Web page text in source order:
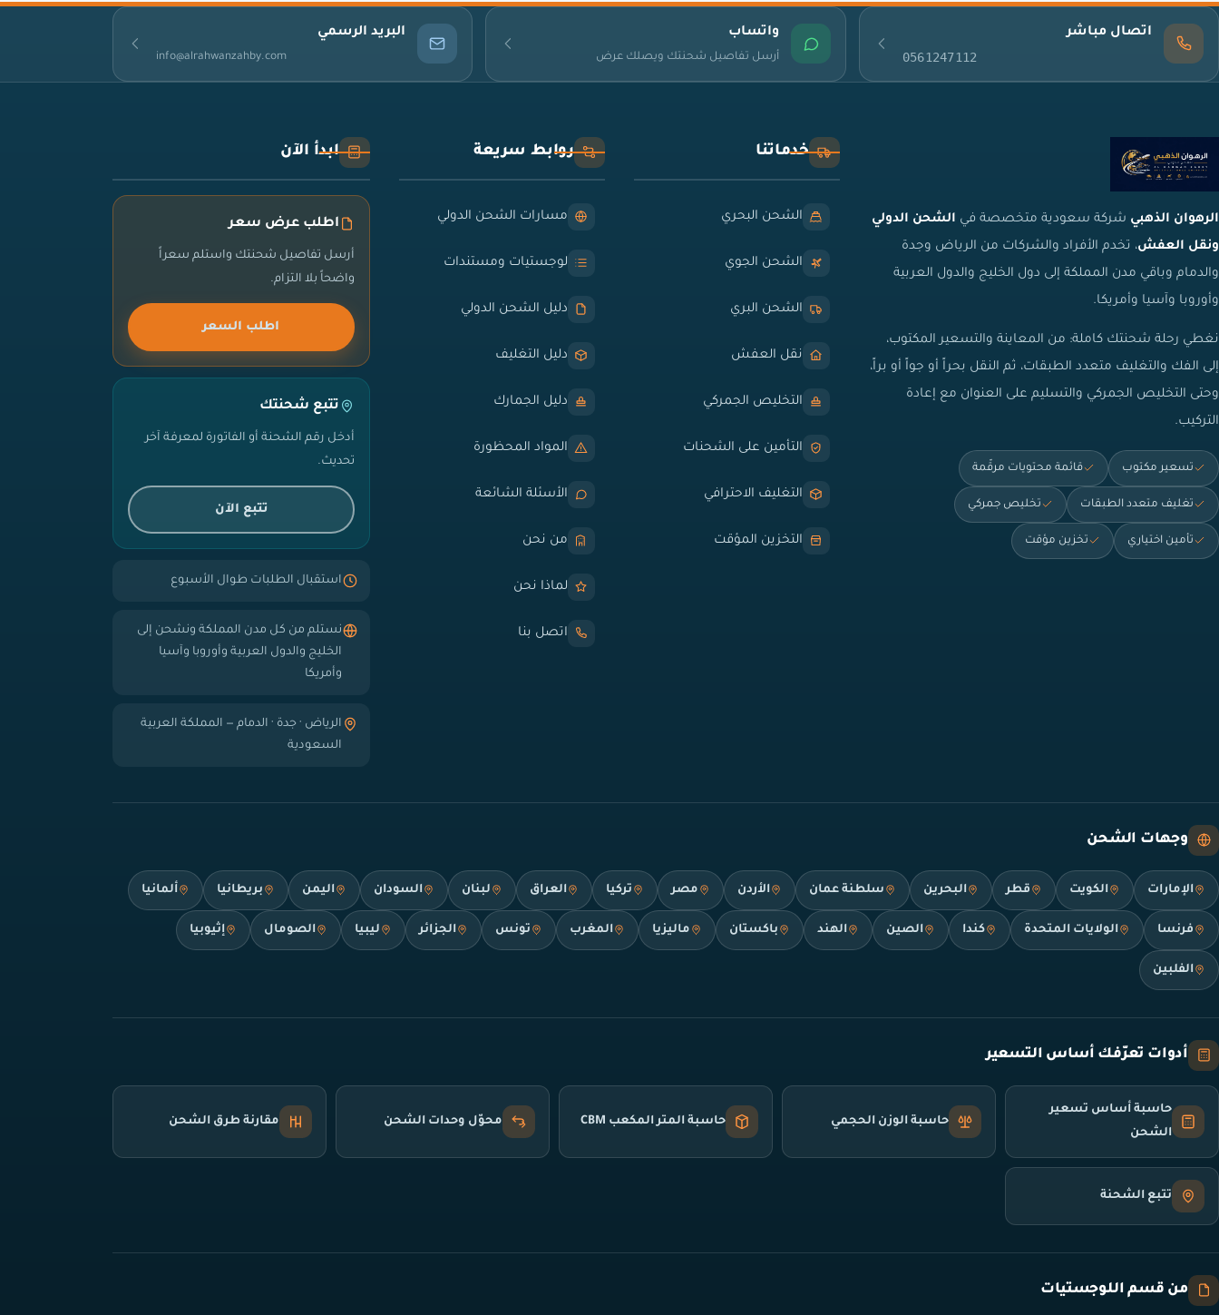
اتصال مباشر
0561247112
واتساب
أرسل تفاصيل شحنتك ويصلك عرض
البريد الرسمي
info@alrahwanzahby.com
الرهوان الذهبي شركة سعودية متخصصة في الشحن الدولي
ونقل العفش، تخدم الأفراد والشركات من الرياض وجدة
والدمام وباقي مدن المملكة إلى دول الخليج والدول العربية
وأوروبا وآسيا وأمريكا.
نغطي رحلة شحنتك كاملة: من المعاينة والتسعير المكتوب،
إلى الفك والتغليف متعدد الطبقات، ثم النقل بحراً أو جواً أو براً،
وحتى التخليص الجمركي والتسليم على العنوان مع إعادة
التركيب.
تسعير مكتوب قائمة محتويات مرقّمة
تغليف متعدد الطبقات تخليص جمركي
تأمين اختياري تخزين مؤقت
خدماتنا
الشحن البحري
الشحن الجوي
الشحن البري
نقل العفش
التخليص الجمركي
التأمين على الشحنات
التغليف الاحترافي
التخزين المؤقت
روابط سريعة
مسارات الشحن الدولي
لوجستيات ومستندات
دليل الشحن الدولي
دليل التغليف
دليل الجمارك
المواد المحظورة
الأسئلة الشائعة
من نحن
لماذا نحن
اتصل بنا
ابدأ الآن
اطلب عرض سعر
أرسل تفاصيل شحنتك واستلم سعراً
واضحاً بلا التزام.
اطلب السعر
تتبع شحنتك
أدخل رقم الشحنة أو الفاتورة لمعرفة آخر
تحديث.
تتبع الآن
استقبال الطلبات طوال الأسبوع
نستلم من كل مدن المملكة ونشحن إلى
الخليج والدول العربية وأوروبا وآسيا
وأمريكا
الرياض · جدة · الدمام — المملكة العربية
السعودية
وجهات الشحن
الإمارات الكويت قطر البحرين سلطنة عمان الأردن مصر تركيا العراق لبنان السودان اليمن بريطانيا ألمانيا
فرنسا الولايات المتحدة كندا الصين الهند باكستان ماليزيا المغرب تونس الجزائر ليبيا الصومال إثيوبيا
الفلبين
أدوات تعرّفك أساس التسعير
حاسبة أساس تسعير
الشحن
حاسبة الوزن الحجمي حاسبة المتر المكعب CBM محوّل وحدات الشحن مقارنة طرق الشحن
تتبع الشحنة
من قسم اللوجستيات